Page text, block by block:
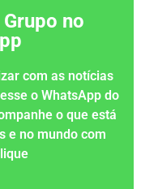
no
com as notícias
o WhatsApp do
o que está
e no mundo com